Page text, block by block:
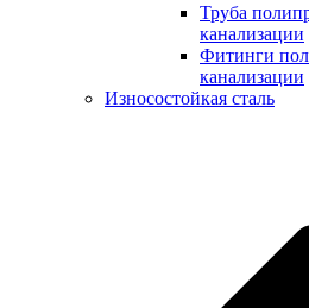
Труба
канализации
Фитинги
канализации
Износостойкая сталь